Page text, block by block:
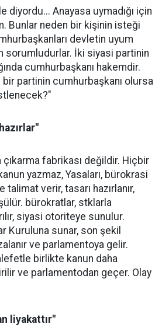
diyordu... Anayasa uymadığı için
Bunlar neden bir kişinin isteği
devletin uyum
sorumludurlar. İki siyasi partinin
cumhurbaşkanı hakemdir.
bir partinin cumhurbaşkanı olursa
fabrikası değildir. Hiçbir
yazmaz, Yasaları, bürokrasi
talimat verir, tasarı hazırlanır,
bürokratlar, stklarla
siyasi otoriteye sunulur.
Kuruluna sunar, son şekil
ve parlamentoya gelir.
birlikte kanun daha
ve parlamentodan geçer. Olay
liyakattır"